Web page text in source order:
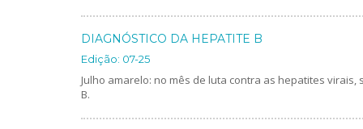
DIAGNÓSTICO DA HEPATITE B
Edição: 07-25
Julho amarelo: no mês de luta contra as hepatites
B.